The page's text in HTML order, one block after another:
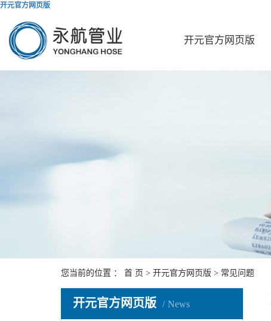
开元官方网页版
开元官方网页版
您当前的位置 ： 首 页 > 开元官方网页版 > 常见问题
开元官方网页版 News